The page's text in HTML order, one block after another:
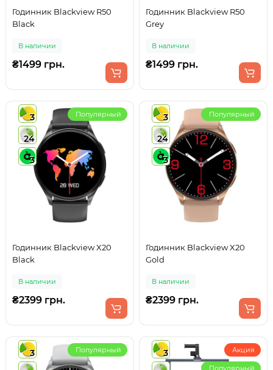
Годинник Blackview R50
Black
В наличии
₴1499 грн.
Годинник Blackview R50
Grey
В наличии
₴1499 грн.
3
24
3
Популярный
Годинник Blackview X20
Black
В наличии
₴2399 грн.
3
24
3
Популярный
Годинник Blackview X20
Gold
В наличии
₴2399 грн.
3
Популярный
3
Акция
Популярный